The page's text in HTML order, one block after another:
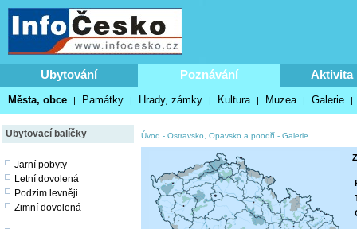
Ubytování Poznávání Aktivita
Města, obce | Památky | Hrady, zámky | Kultura | Muzea | Galerie |
Ubytovací balíčky
Jarní pobyty
Letní dovolená
Podzim levněji
Zimní dovolená
Úvod - Ostravsko, Opavsko a poodří - Galerie